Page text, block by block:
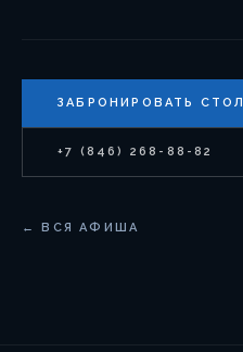
ЗАБРОНИРОВАТЬ СТОЛ
+7 (846) 268-88-82
← ВСЯ АФИША